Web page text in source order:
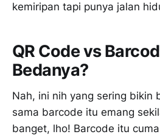
kemiripan tapi punya jalan
QR Code vs
Bedanya?
Nah, ini nih yang sering bikin
sama barcode itu emang
banget, lho! Barcode itu